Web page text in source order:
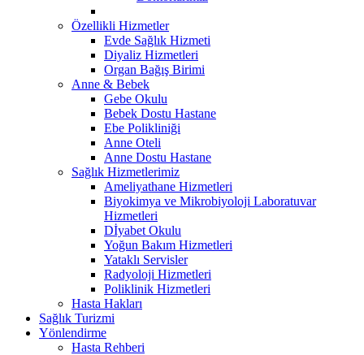
Özellikli Hizmetler
Evde Sağlık Hizmeti
Diyaliz Hizmetleri
Organ Bağış Birimi
Anne & Bebek
Gebe Okulu
Bebek Dostu Hastane
Ebe Polikliniği
Anne Oteli
Anne Dostu Hastane
Sağlık Hizmetlerimiz
Ameliyathane Hizmetleri
Biyokimya ve Mikrobiyoloji Laboratuvar
Hizmetleri
Dİyabet Okulu
Yoğun Bakım Hizmetleri
Yataklı Servisler
Radyoloji Hizmetleri
Poliklinik Hizmetleri
Hasta Hakları
Sağlık Turizmi
Yönlendirme
Hasta Rehberi